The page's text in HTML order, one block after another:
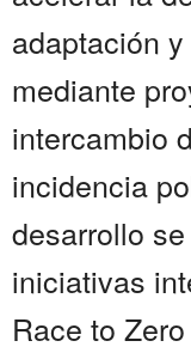
adaptación
mediante
intercambio
incidencia
desarrollo
iniciativas
Race to